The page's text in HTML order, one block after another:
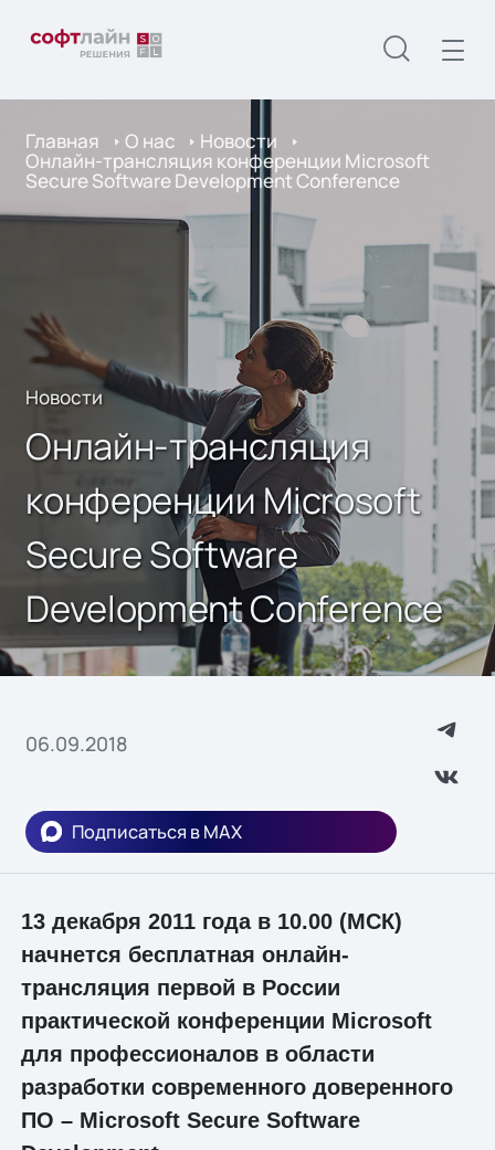
Главная О нас Новости
Онлайн-трансляция конференции Microsoft
Secure Software Development Conference
Новости
Онлайн-трансляция
конференции Microsoft
Secure Software
Development Conference
06.09.2018
Подписаться в MAX
13 декабря 2011 года в 10.00 (МСК)
начнется бесплатная онлайн-
трансляция первой в России
практической конференции Microsoft
для профессионалов в области
разработки современного доверенного
ПО – Microsoft Secure Software